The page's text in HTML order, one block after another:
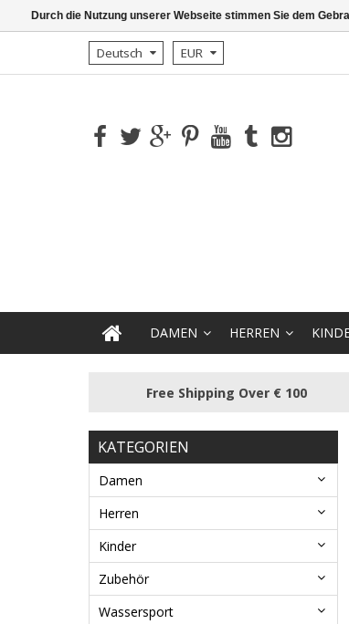
Deutsch EUR
DAMEN HERREN
Free Shipping Over € 100
KATEGORIEN
Damen
Herren
Kinder
Zubehör
Wassersport
Durch die Nutzung unserer Webseite stimmen Sie dem